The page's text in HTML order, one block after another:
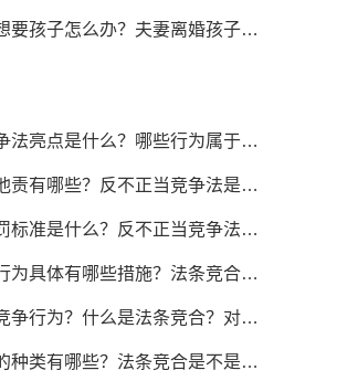
子怎么办？夫妻离婚孩子怎么办？
点是什么？哪些行为属于串通投标？
有哪些？反不正当竞争法是什么？
什么？反不正当竞争法出台的意义是什么？
体有哪些措施？法条竞合的原则有哪些？
什么是法条竞合？对此法律是如何让规定的？
有哪些？法条竞合是不是择一重罪处罚？
答区
找一下物业，由物业处置
答区